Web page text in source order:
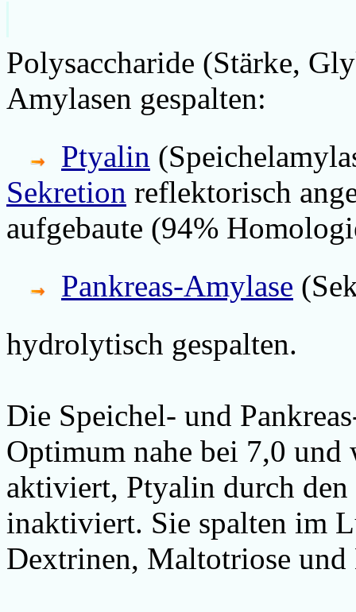
Polysaccharide (Stärke,
Amylasen gespalten:
Ptyalin
Sekretion reflektorisch
aufgebaute (94%
Pankreas-Amylase
hydrolytisch gespalten.
Die Speichel- und
Optimum nahe bei 7,0 und
aktiviert, Ptyalin durch
inaktiviert. Sie spalten im
Dextrinen, Maltotriose